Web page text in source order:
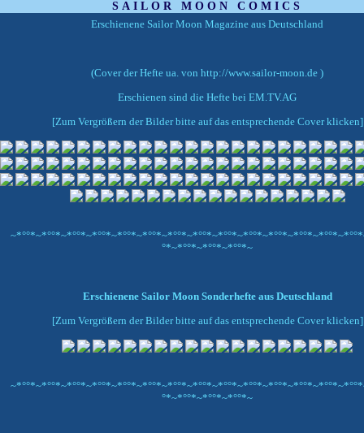
SAILOR MOON COMICS
Erschienene Sailor Moon Magazine aus Deutschland
(Cover der Hefte ua. von http://www.sailor-moon.de )
Erschienen sind die Hefte bei EM.TV.AG
[Zum Vergrößern der Bilder bitte auf das entsprechende Cover klicken]
°*~*°°*~*°°*~*°°*~
Erschienene Sailor Moon Sonderhefte aus Deutschland
[Zum Vergrößern der Bilder bitte auf das entsprechende Cover klicken]
°*~*°°*~*°°*~*°°*~